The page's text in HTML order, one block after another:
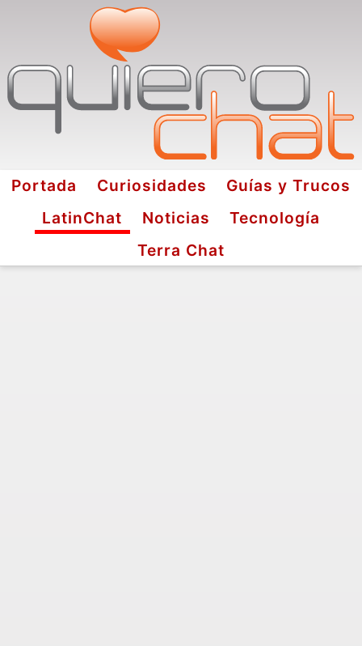
Portada Curiosidades
Guías y Trucos
LatinChat
Noticias
Tecnología
Terra Chat